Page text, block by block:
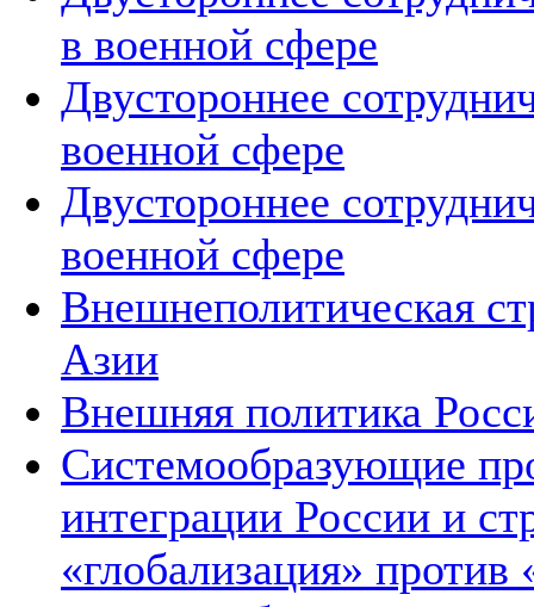
в военной сфере
Двустороннее
военной сфере
Двустороннее
военной сфере
Внешнеполитическая
Азии
Внешняя политика
Системообразующие
интеграции России и
«глобализация»